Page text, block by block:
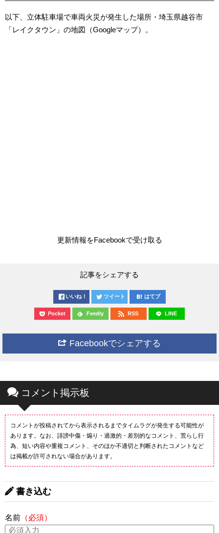
以下、立体駐車場で車両火災が発生した場所・埼玉県越谷市
「レイクタウン」の地図（Googleマップ）。
更新情報をFacebookで受け取る
記事をシェアする
いいね！ ツイート はてブ
Pocket Feedly RSS LINE
Facebookでシェアする
コメント掲示板
コメントが投稿されてから表示されるまでタイムラグが発生する可能性が
あります。なお、誹謗中傷・煽り・過激的・差別的なコメント、荒らし行
為、短い内容や重複コメント、そのほか不適切と判断されたコメントなど
は掲載が許可されない場合があります。
書き込む
名前 （必須）